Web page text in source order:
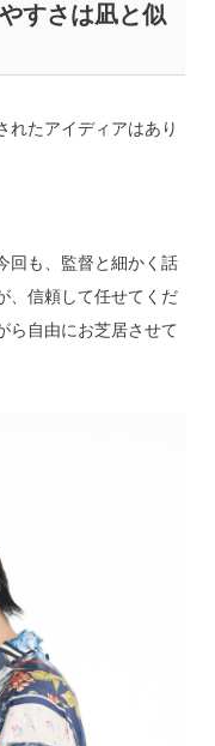
すさは凪と似
れたアイディアはあり
回も、監督と細かく話
、信頼して任せてくだ
ら自由にお芝居させて